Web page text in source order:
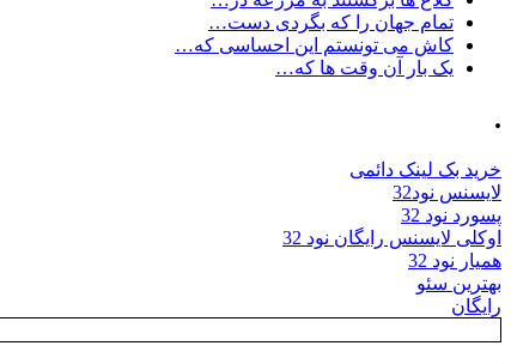
تمام جهان را که بگردی دست…
کاش می تونستم این احساسی که…
یک بار آن وقت ها که…
.
خرید بک لینک دائمی
لایسنس نود32
پسورد نود 32
اوکلی لایسنس رایگان نود 32
همیار نود 32
بهترین سئو
رایگان